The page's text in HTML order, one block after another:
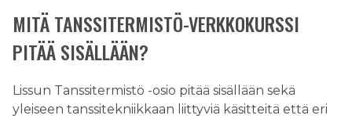
MITÄ TANSSITERMISTÖ-VERKKOKURSSI
PITÄÄ SISÄLLÄÄN?
Lissun Tanssitermistö -osio pitää sisällään sekä
yleiseen tanssitekniikkaan liittyviä käsitteitä että eri